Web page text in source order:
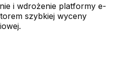
i wdrożenie platformy e-
szybkiej wyceny